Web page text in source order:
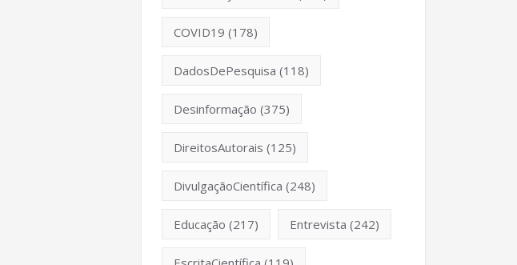
COVID19 (178)
DadosDePesquisa (118)
Desinformação (375)
DireitosAutorais (125)
DivulgaçãoCientífica (248)
Educação (217) Entrevista (242)